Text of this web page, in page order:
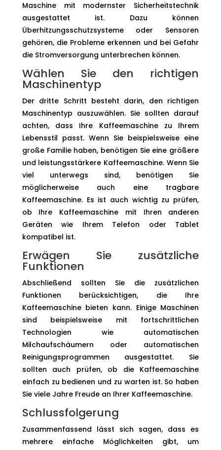
Maschine mit modernster Sicherheitstechnik
ausgestattet ist. Dazu können
Überhitzungsschutzsysteme oder Sensoren
gehören, die Probleme erkennen und bei Gefahr
die Stromversorgung unterbrechen können.
Wählen Sie den richtigen
Maschinentyp
Der dritte Schritt besteht darin, den richtigen
Maschinentyp auszuwählen. Sie sollten darauf
achten, dass Ihre Kaffeemaschine zu Ihrem
Lebensstil passt. Wenn Sie beispielsweise eine
große Familie haben, benötigen Sie eine größere
und leistungsstärkere Kaffeemaschine. Wenn Sie
viel unterwegs sind, benötigen Sie
möglicherweise auch eine tragbare
Kaffeemaschine. Es ist auch wichtig zu prüfen,
ob Ihre Kaffeemaschine mit Ihren anderen
Geräten wie Ihrem Telefon oder Tablet
kompatibel ist.
Erwägen Sie zusätzliche
Funktionen
Abschließend sollten Sie die zusätzlichen
Funktionen berücksichtigen, die Ihre
Kaffeemaschine bieten kann. Einige Maschinen
sind beispielsweise mit fortschrittlichen
Technologien wie automatischen
Milchaufschäumern oder automatischen
Reinigungsprogrammen ausgestattet. Sie
sollten auch prüfen, ob die Kaffeemaschine
einfach zu bedienen und zu warten ist. So haben
Sie viele Jahre Freude an Ihrer Kaffeemaschine.
Schlussfolgerung
Zusammenfassend lässt sich sagen, dass es
mehrere einfache Möglichkeiten gibt, um